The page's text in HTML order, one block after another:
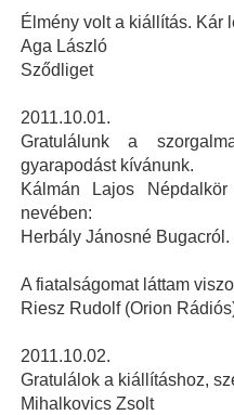
Élmény volt a kiállítás. Kár
Aga László
Sződliget
2011.10.01.
Gratulálunk a
gyarapodást kívánunk.
Kálmán Lajos
nevében:
Herbály Jánosné Bugacról.
A fiatalságomat láttam
Riesz Rudolf (Orion
2011.10.02.
Gratulálok a kiállításhoz,
Mihalkovics Zsolt